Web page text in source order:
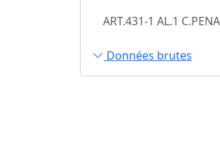
ART.431-1 AL.1
Données brutes